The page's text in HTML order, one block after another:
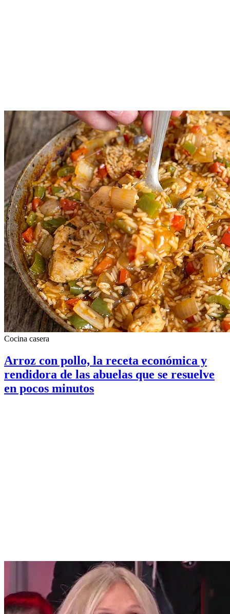
Cocina casera
Arroz con pollo, la receta económica y
rendidora de las abuelas que se resuelve
en pocos minutos